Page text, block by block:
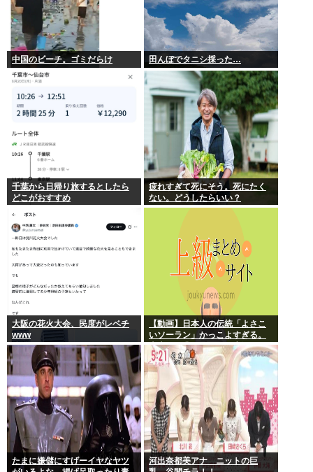
中国のビーチ。ゴミだらけ 田んぼでタニシ採った…
千葉から日帰り旅するとしたら
どこがおすすめ
疲れすぎて死にそう。死にたく
ない。どうしたらいい？
大阪の花火大会、民度がレベチ
www
【動画】日本人の伝統「よさこ
いソーラン」かっこよすぎる。
古来から我々のDNAに刻まれた
踊り
たまに嫌儲にすげーイヤなヤツ
河出奈都美アナ ニットの巨